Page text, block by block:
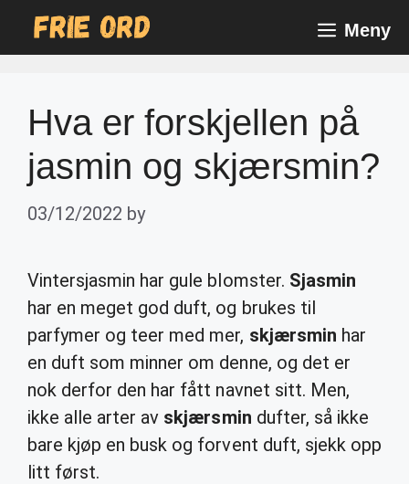
Meny
Hva er forskjellen på
jasmin og skjærsmin?
03/12/2022 by
Vintersjasmin har gule blomster. Sjasmin
har en meget god duft, og brukes til
parfymer og teer med mer, skjærsmin har
en duft som minner om denne, og det er
nok derfor den har fått navnet sitt. Men,
ikke alle arter av skjærsmin dufter, så ikke
bare kjøp en busk og forvent duft, sjekk opp
litt først.